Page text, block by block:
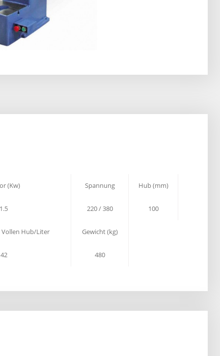
(Kw) Spannung Hub (mm)
1.5 220 / 380 100
Hub/Liter Gewicht (kg)
42 480